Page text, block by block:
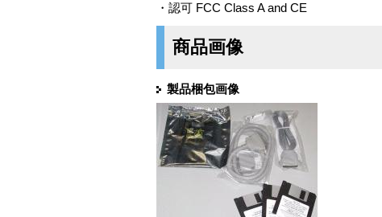
・認可 FCC Class A and CE
商品画像
製品梱包画像